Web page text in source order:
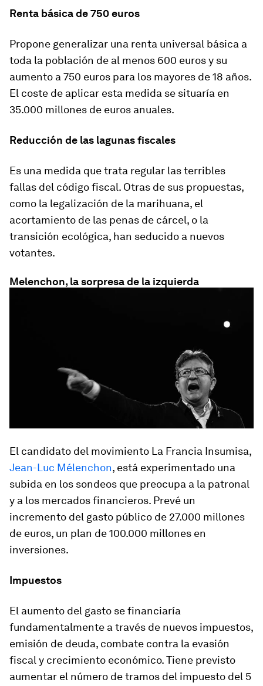
Renta básica de 750 euros
Propone generalizar una renta universal básica a
toda la población de al menos 600 euros y su
aumento a 750 euros para los mayores de 18 años.
El coste de aplicar esta medida se situaría en
35.000 millones de euros anuales.
Reducción de las lagunas fiscales
Es una medida que trata regular las terribles
fallas del código fiscal. Otras de sus propuestas,
como la legalización de la marihuana, el
acortamiento de las penas de cárcel, o la
transición ecológica, han seducido a nuevos
votantes.
Melenchon, la sorpresa de la izquierda
El candidato del movimiento La Francia Insumisa,
Jean-Luc Mélenchon, está experimentado una
subida en los sondeos que preocupa a la patronal
y a los mercados financieros. Prevé un
incremento del gasto público de 27.000 millones
de euros, un plan de 100.000 millones en
inversiones.
Impuestos
El aumento del gasto se financiaría
fundamentalmente a través de nuevos impuestos,
emisión de deuda, combate contra la evasión
fiscal y crecimiento económico.Tiene previsto
aumentar el número de tramos del impuesto del 5